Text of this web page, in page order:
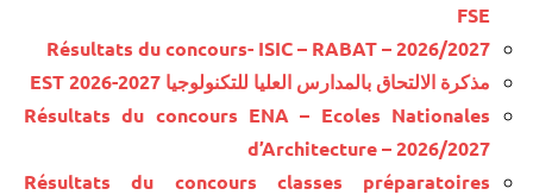
FSE
Résultats du concours- ISIC – RABAT – 2026/2027
مذكرة الالتحاق بالمدارس العليا للتكنولوجيا EST 2026-2027
Résultats du concours ENA – Ecoles Nationales
d’Architecture – 2026/2027
Résultats du concours classes préparatoires